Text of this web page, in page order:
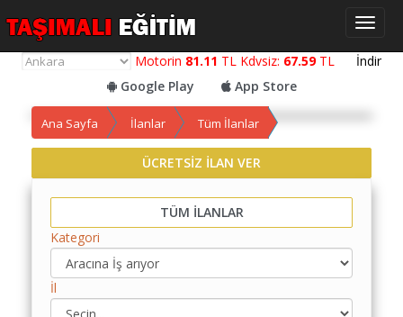
Motorin 81.11 TL Kdvsiz: 67.59TL İndir
Google Play
App Store
Yol
Maliyet
Yemek
Maliyet
Hesaplama
Ana Sayfa İlanlar Tüm İlanlar
ÜCRETSİZ İLAN VER
TÜM İLANLAR
Kategori
İl